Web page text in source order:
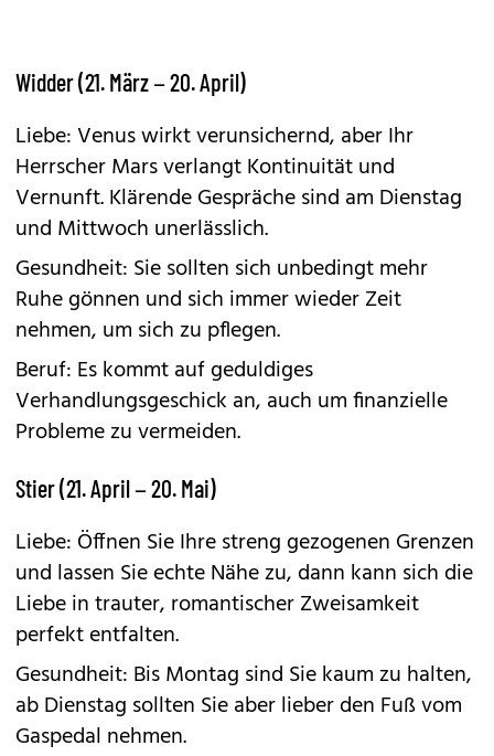
Widder (21. März – 20. April)
Liebe: Venus wirkt verunsichernd, aber Ihr
Herrscher Mars verlangt Kontinuität und
Vernunft. Klärende Gespräche sind am Dienstag
und Mittwoch unerlässlich.
Gesundheit: Sie sollten sich unbedingt mehr
Ruhe gönnen und sich immer wieder Zeit
nehmen, um sich zu pflegen.
Beruf: Es kommt auf geduldiges
Verhandlungsgeschick an, auch um finanzielle
Probleme zu vermeiden.
Stier (21. April – 20. Mai)
Liebe: Öffnen Sie Ihre streng gezogenen Grenzen
und lassen Sie echte Nähe zu, dann kann sich die
Liebe in trauter, romantischer Zweisamkeit
perfekt entfalten.
Gesundheit: Bis Montag sind Sie kaum zu halten,
ab Dienstag sollten Sie aber lieber den Fuß vom
Gaspedal nehmen.